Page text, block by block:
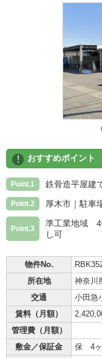
! おすすめポイント
Point.1 鉄骨造平屋建
Point.2 厚木市｜駐車
Point.3
準工業地域
し可
物件No.
所在地
神奈川
交通
小田急
賃料（月額）
管理費（月額）
敷金／保証金
保 4ヶ